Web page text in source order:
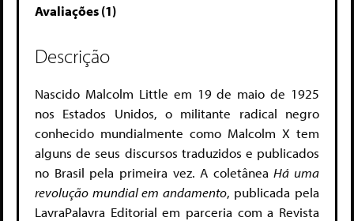
Avaliações (1)
Descrição
Nascido Malcolm Little em 19 de maio de 1925
nos Estados Unidos, o militante radical negro
conhecido mundialmente como Malcolm X tem
alguns de seus discursos traduzidos e publicados
no Brasil pela primeira vez. A coletâneaHá uma
revolução mundial em andamento, publicada pela
LavraPalavra Editorial em parceria com a Revista